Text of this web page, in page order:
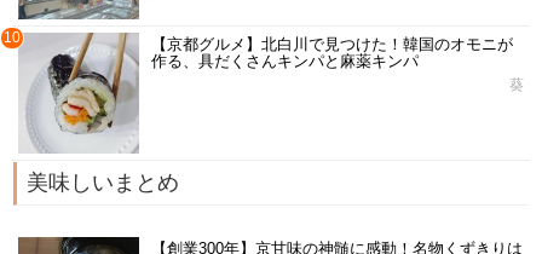
10
【京都グルメ】北白川で見つけた！韓国のオモニが
作る、具だくさんキンパと麻薬キンパ
葵
美味しいまとめ
【創業300年】京甘味の神髄に感動！名物くずきりは